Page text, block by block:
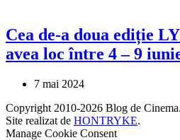
Cea de-a doua ediție
avea loc între 4 – 9
7 mai 2024
Copyright 2010-2026 Blog de Cinema.
Site realizat de HONTRYKE.
Manage Cookie Consent